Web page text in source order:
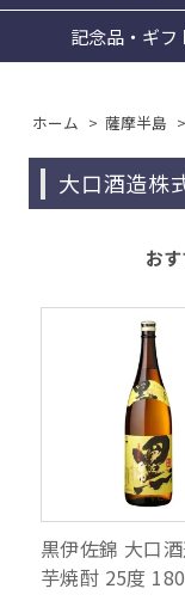
記念品・ギフ
ホーム > 薩摩半島 >
大口酒造株
お
黒伊佐錦 大口
芋焼酎 25度